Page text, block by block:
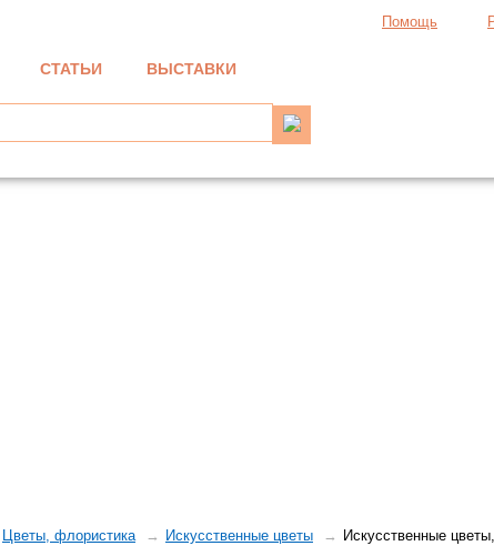
СТАТЬИ ВЫСТАВКИ
Помощь
Цветы, флористика Искусственные цветы Искусственные